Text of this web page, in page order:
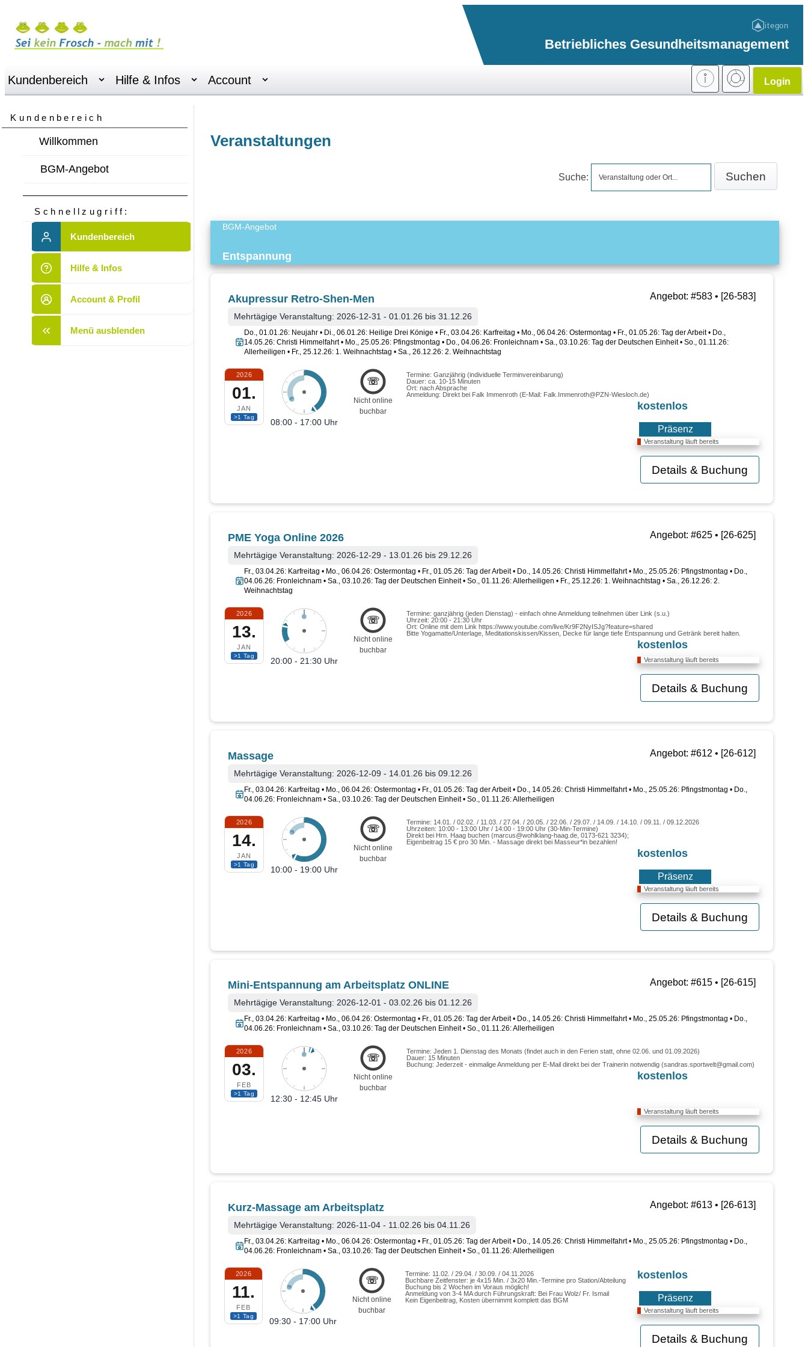
itegon
Betriebliches Gesundheitsmanagement
Kundenbereich Hilfe & Infos Account Login
Veranstaltungen
Suche:
BGM-Angebot
Entspannung
Angebot: #583 • [26-583]
Akupressur Retro-Shen-Men
Mehrtägige Veranstaltung: 2026-12-31 - 01.01.26 bis 31.12.26
Do., 01.01.26: Neujahr • Di., 06.01.26: Heilige Drei Könige • Fr., 03.04.26: Karfreitag • Mo., 06.04.26: Ostermontag • Fr., 01.05.26: Tag der Arbeit • Do.,
14.05.26: Christi Himmelfahrt • Mo., 25.05.26: Pfingstmontag • Do., 04.06.26: Fronleichnam • Sa., 03.10.26: Tag der Deutschen Einheit • So., 01.11.26:
Allerheiligen • Fr., 25.12.26: 1. Weihnachtstag • Sa., 26.12.26: 2. Weihnachtstag
2026
01.
JAN
>1 Tag
08:00 - 17:00 Uhr
☏
Nicht online
buchbar
Termine: Ganzjährig (individuelle Terminvereinbarung)
Dauer: ca. 10-15 Minuten
Ort: nach Absprache
Anmeldung: Direkt bei Falk Immenroth (E-Mail: Falk.Immenroth@PZN-Wiesloch.de)
kostenlos
Präsenz
Veranstaltung läuft bereits
Details & Buchung
Angebot: #625 • [26-625]
PME Yoga Online 2026
Mehrtägige Veranstaltung: 2026-12-29 - 13.01.26 bis 29.12.26
Fr., 03.04.26: Karfreitag • Mo., 06.04.26: Ostermontag • Fr., 01.05.26: Tag der Arbeit • Do., 14.05.26: Christi Himmelfahrt • Mo., 25.05.26: Pfingstmontag • Do.,
04.06.26: Fronleichnam • Sa., 03.10.26: Tag der Deutschen Einheit • So., 01.11.26: Allerheiligen • Fr., 25.12.26: 1. Weihnachtstag • Sa., 26.12.26: 2.
Weihnachtstag
2026
13.
JAN
>1 Tag
20:00 - 21:30 Uhr
☏
Nicht online
buchbar
Termine: ganzjährig (jeden Dienstag) - einfach ohne Anmeldung teilnehmen über Link (s.u.)
Uhrzeit: 20:00 - 21:30 Uhr
Ort: Online mit dem Link https://www.youtube.com/live/Kr9F2NyISJg?feature=shared
Bitte Yogamatte/Unterlage, Meditationskissen/Kissen, Decke für lange tiefe Entspannung und Getränk bereit halten.
kostenlos
Veranstaltung läuft bereits
Details & Buchung
Angebot: #612 • [26-612]
Massage
Mehrtägige Veranstaltung: 2026-12-09 - 14.01.26 bis 09.12.26
Fr., 03.04.26: Karfreitag • Mo., 06.04.26: Ostermontag • Fr., 01.05.26: Tag der Arbeit • Do., 14.05.26: Christi Himmelfahrt • Mo., 25.05.26: Pfingstmontag • Do.,
04.06.26: Fronleichnam • Sa., 03.10.26: Tag der Deutschen Einheit • So., 01.11.26: Allerheiligen
2026
14.
JAN
>1 Tag
10:00 - 19:00 Uhr
☏
Nicht online
buchbar
Termine: 14.01. / 02.02. / 11.03. / 27.04. / 20.05. / 22.06. / 29.07. / 14.09. / 14.10. / 09.11. / 09.12.2026
Uhrzeiten: 10:00 - 13:00 Uhr / 14:00 - 19:00 Uhr (30-Min-Termine)
Direkt bei Hrn. Haag buchen (marcus@wohlklang-haag.de, 0173-621 3234);
Eigenbeitrag 15 € pro 30 Min. - Massage direkt bei Masseur*in bezahlen!
kostenlos
Präsenz
Veranstaltung läuft bereits
Details & Buchung
Angebot: #615 • [26-615]
Mini-Entspannung am Arbeitsplatz ONLINE
Mehrtägige Veranstaltung: 2026-12-01 - 03.02.26 bis 01.12.26
Fr., 03.04.26: Karfreitag • Mo., 06.04.26: Ostermontag • Fr., 01.05.26: Tag der Arbeit • Do., 14.05.26: Christi Himmelfahrt • Mo., 25.05.26: Pfingstmontag • Do.,
04.06.26: Fronleichnam • Sa., 03.10.26: Tag der Deutschen Einheit • So., 01.11.26: Allerheiligen
2026
03.
FEB
>1 Tag
12:30 - 12:45 Uhr
☏
Nicht online
buchbar
Termine: Jeden 1. Dienstag des Monats (findet auch in den Ferien statt, ohne 02.06. und 01.09.2026)
Dauer: 15 Minuten
Buchung: Jederzeit - einmalige Anmeldung per E-Mail direkt bei der Trainerin notwendig (sandras.sportwelt@gmail.com)
kostenlos
Veranstaltung läuft bereits
Details & Buchung
Angebot: #613 • [26-613]
Kurz-Massage am Arbeitsplatz
Mehrtägige Veranstaltung: 2026-11-04 - 11.02.26 bis 04.11.26
Fr., 03.04.26: Karfreitag • Mo., 06.04.26: Ostermontag • Fr., 01.05.26: Tag der Arbeit • Do., 14.05.26: Christi Himmelfahrt • Mo., 25.05.26: Pfingstmontag • Do.,
04.06.26: Fronleichnam • Sa., 03.10.26: Tag der Deutschen Einheit • So., 01.11.26: Allerheiligen
2026
11.
FEB
>1 Tag
09:30 - 17:00 Uhr
☏
Nicht online
buchbar
Termine: 11.02. / 29.04. / 30.09. / 04.11.2026
Buchbare Zeitfenster: je 4x15 Min. / 3x20 Min.-Termine pro Station/Abteilung
Buchung bis 2 Wochen im Voraus möglich!
Anmeldung von 3-4 MA durch Führungskraft: Bei Frau Wolz/ Fr. Ismail
Kein Eigenbeitrag, Kosten übernimmt komplett das BGM
kostenlos
Präsenz
Veranstaltung läuft bereits
Details & Buchung
Kundenbereich
Willkommen
BGM-Angebot
Schnellzugriff:
Kundenbereich
Hilfe & Infos
Account & Profil
Menü ausblenden